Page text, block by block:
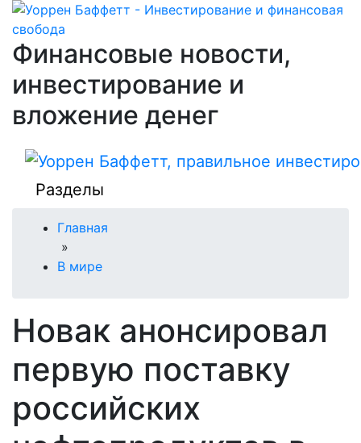
Финансовые новости,
инвестирование и
вложение денег
Разделы
Главная
»
В мире
Новак анонсировал
первую поставку
российских